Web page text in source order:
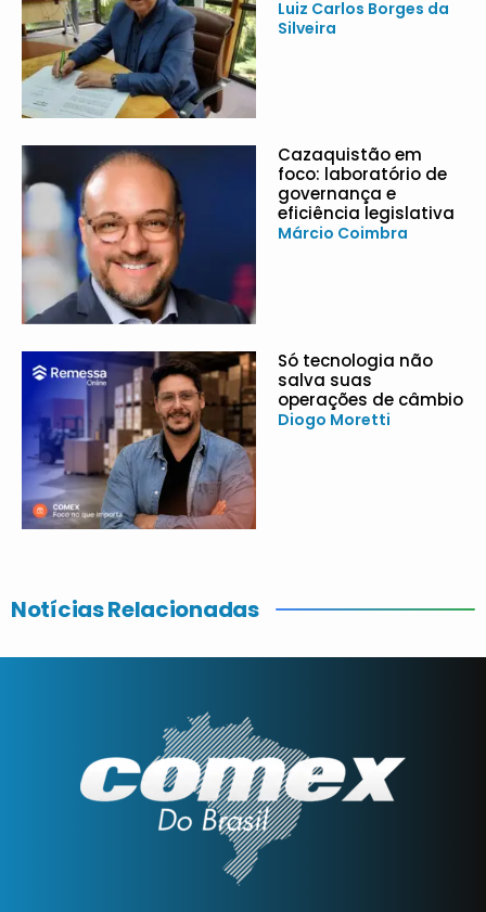
Luiz Carlos Borges da
Silveira
Cazaquistão em
foco: laboratório de
governança e
eficiência legislativa
Márcio Coimbra
Só tecnologia não
salva suas
operações de câmbio
Diogo Moretti
Notícias Relacionadas